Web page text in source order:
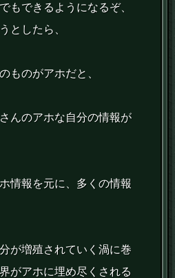
もできるようになるぞ、
としたら、
ものがアホだと、
んのアホな自分の情報が
情報を元に、多くの情報
が増殖されていく渦に巻
がアホに埋め尽くされる